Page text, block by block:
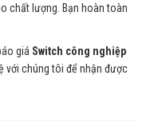
chất lượng. Bạn hoàn toàn
giá Switch công nghiệp
với chúng tôi để nhận được